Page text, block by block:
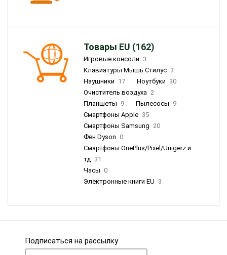
Товары EU (162)
Игровые консоли 3
Клавиатуры Мышь Стилус 3
Наушники 17 Ноутбуки 30
Очиститель воздуха 2
Планшеты 9 Пылесосы 9
Смартфоны Apple 35
Смартфоны Samsung 20
Фен Dyson 0
Смартфоны OnePlus/Pixel/Unigerz и
тд 31
Часы 0
Электронные книги EU 3
Подписаться на рассылку